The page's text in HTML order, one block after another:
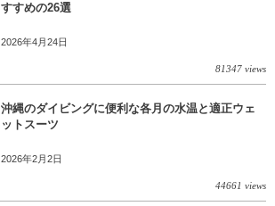
すすめの26選
2026年4月24日
81347 views
沖縄のダイビングに便利な各月の水温と適正ウェ
ットスーツ
2026年2月2日
44661 views